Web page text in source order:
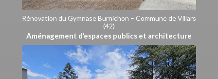
Rénovation du Gymnase Burnichon – Commune de Villars
(42)
Aménagement d’espaces publics et architecture